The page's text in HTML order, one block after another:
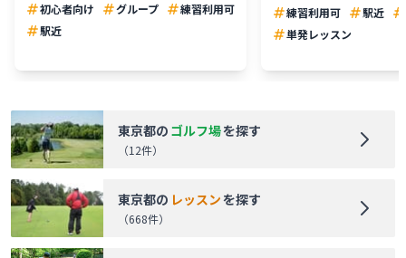
初心者向け
グループ
練習利用可
駅近
練習利用可
駅近
単発レッスン
東京都の ゴルフ場を探す
（12件）
東京都の レッスンを探す
（668件）